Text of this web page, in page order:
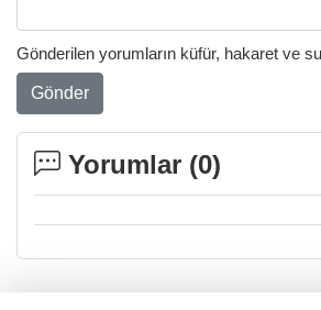
Gönderilen yorumların küfür, hakaret ve
Gönder
Yorumlar (0)